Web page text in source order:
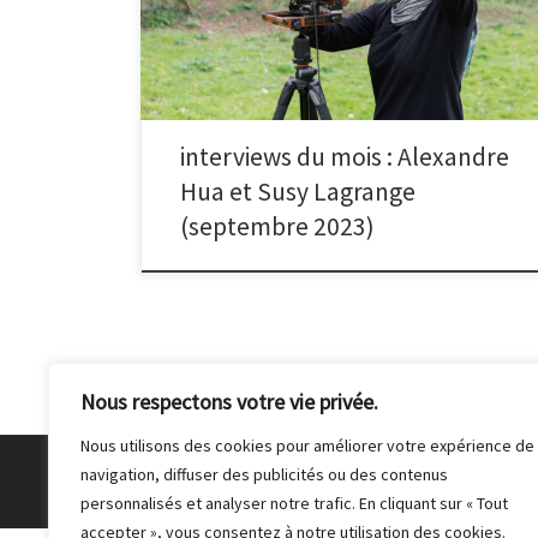
Nous respectons votre vie privée.
Nous utilisons des cookies pour améliorer votre expérience de
navigation, diffuser des publicités ou des contenus
personnalisés et analyser notre trafic. En cliquant sur « Tout
accepter », vous consentez à notre utilisation des cookies.
photo. La première chose qui a attiré mon regard était
le nombre de chiens dans ces grandes rues
américaines. Il y en a avait dans tous les
accoutrements possibles : avec des chaussons, des
robes, des chapeaux, des costumes, dans des
dédié une série consacrée à l’humeur des chiens […]
interviews du mois : Alexandre
Hua et Susy Lagrange
(septembre 2023)
© 2026Club Photo de Malakoff– Tous droits